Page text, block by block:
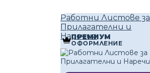
Работни Листове за
Прилагателни и
Наречия
ПРЕМИУМ
ОФОРМЛЕНИЕ